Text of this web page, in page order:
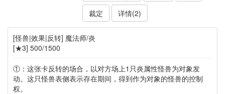
裁定
详情(2)
[怪兽|效果|反转] 魔法师/炎
[★3] 500/1500
①：这张卡反转的场合，以对方场上1只炎属性怪兽为对象发
动。这只怪兽表侧表示存在期间，得到作为对象的怪兽的控制
权。